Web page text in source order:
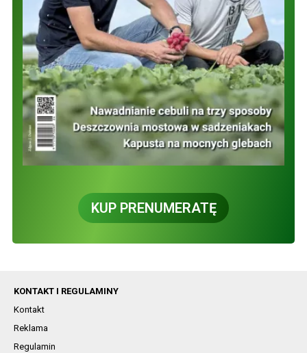
KUP PRENUMERATĘ
KONTAKT I REGULAMINY
Kontakt
Reklama
Regulamin